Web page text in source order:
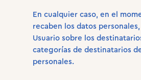
En cualquier caso, en el
recaben los datos personales,
Usuario sobre los
categorías de destinatarios
personales.